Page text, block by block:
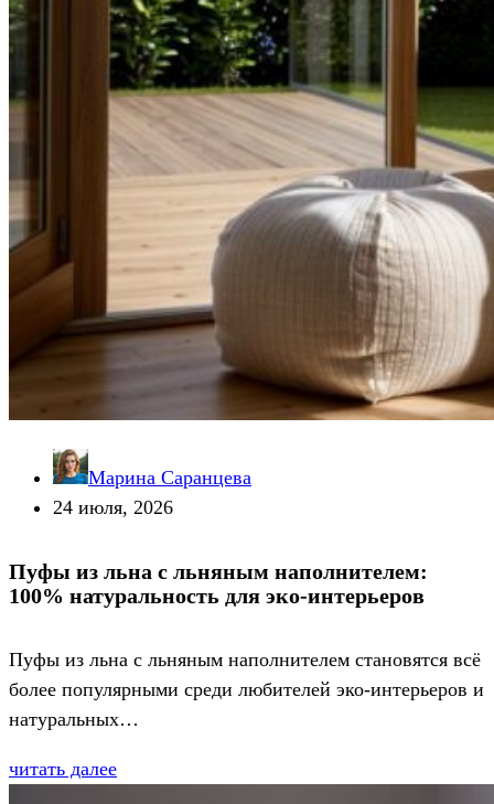
Марина Саранцева
24 июля, 2026
Пуфы из льна с льняным наполнителем:
100% натуральность для эко-интерьеров
Пуфы из льна с льняным наполнителем становятся всё
более популярными среди любителей эко-интерьеров и
натуральных…
читать далее